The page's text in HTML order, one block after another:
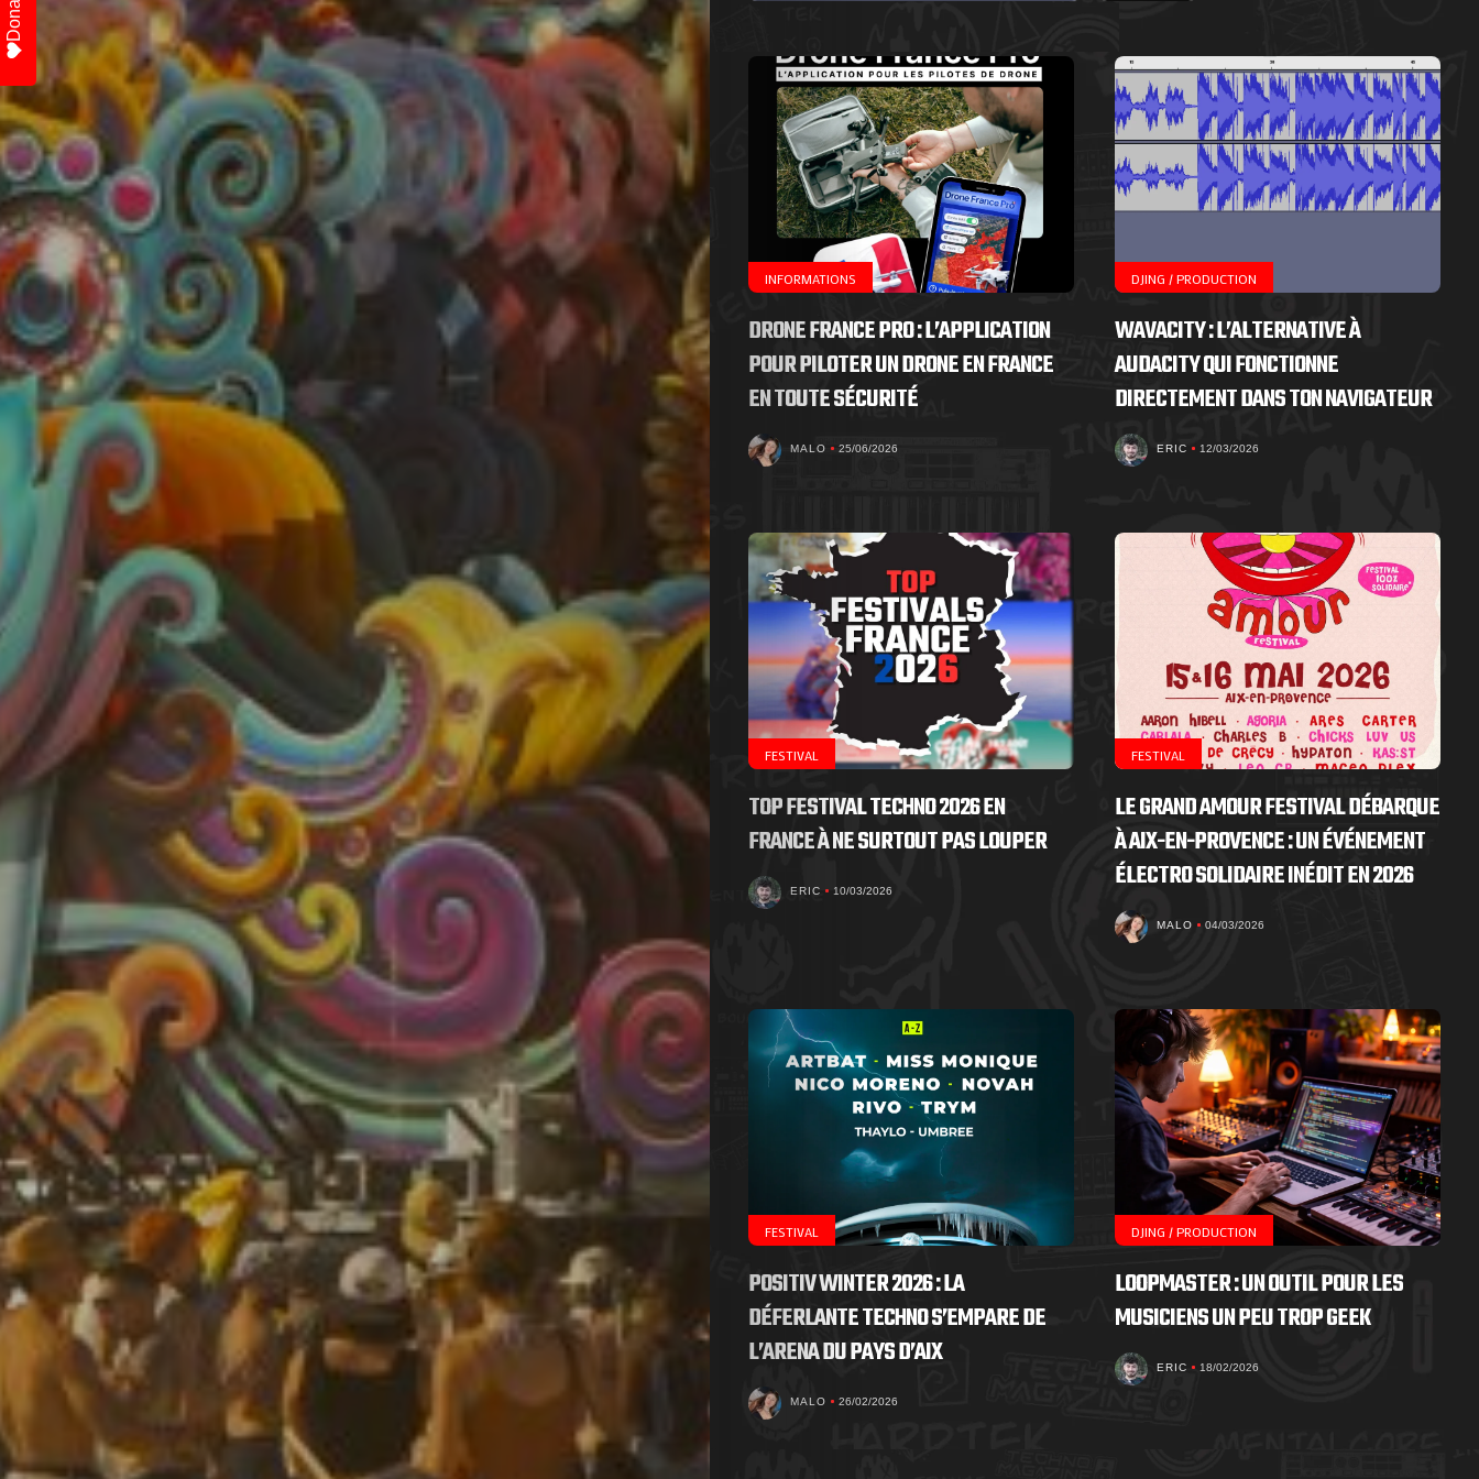
de
Nous
Contactez-
nous
!
Search
INFORMATIONS
DRONE FRANCE PRO : L’APPLICATION
POUR PILOTER UN DRONE EN FRANCE
EN TOUTE SÉCURITÉ
MALO 25/06/2026
DJING / PRODUCTION
WAVACITY : L’ALTERNATIVE À
AUDACITY QUI FONCTIONNE
DIRECTEMENT DANS TON NAVIGATEUR
ERIC 12/03/2026
FESTIVAL
TOP FESTIVAL TECHNO 2026 EN
FRANCE À NE SURTOUT PAS LOUPER
ERIC 10/03/2026
FESTIVAL
LE GRAND AMOUR FESTIVAL DÉBARQUE
À AIX-EN-PROVENCE : UN ÉVÉNEMENT
ÉLECTRO SOLIDAIRE INÉDIT EN 2026
MALO 04/03/2026
FESTIVAL
POSITIV WINTER 2026 : LA
DÉFERLANTE TECHNO S’EMPARE DE
L’ARENA DU PAYS D’AIX
MALO 26/02/2026
DJING / PRODUCTION
LOOPMASTER : UN OUTIL POUR LES
MUSICIENS UN PEU TROP GEEK
ERIC 18/02/2026
Donate